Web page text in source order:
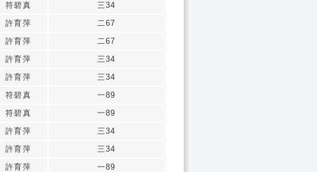
符碧真
三34
許育萍
二67
許育萍
二67
許育萍
三34
許育萍
三34
符碧真
一89
符碧真
一89
許育萍
三34
許育萍
三34
許育萍
一89